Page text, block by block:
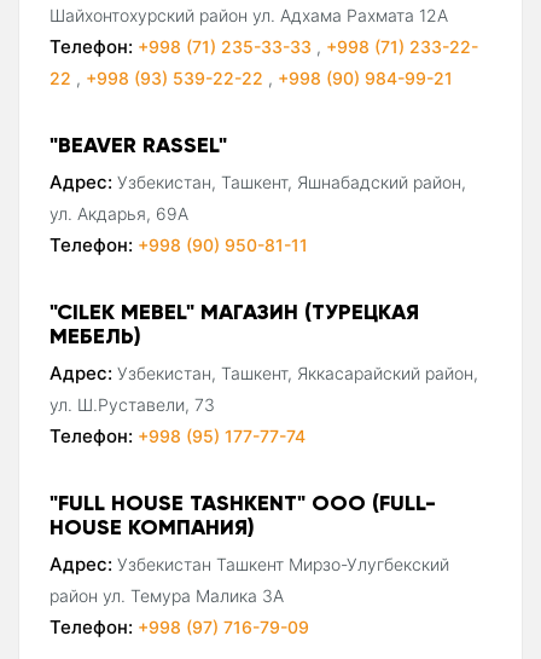
Шайхонтохурский район ул. Адхама Рахмата 12А
Телефон: +998 (71) 235-33-33 , +998 (71) 233-22-
22 , +998 (93) 539-22-22 , +998 (90) 984-99-21
"BEAVER RASSEL"
Адрес: Узбекистан, Ташкент, Яшнабадский район,
ул. Акдарья, 69А
Телефон: +998 (90) 950-81-11
"CILEK MEBEL" МАГАЗИН (ТУРЕЦКАЯ
МЕБЕЛЬ)
Адрес: Узбекистан, Ташкент, Яккасарайский район,
ул. Ш.Руставели, 73
Телефон: +998 (95) 177-77-74
"FULL HOUSE TASHKENT" ООО (FULL-
HOUSE КОМПАНИЯ)
Адрес: Узбекистан Ташкент Мирзо-Улугбекский
район ул. Темура Малика 3А
Телефон: +998 (97) 716-79-09